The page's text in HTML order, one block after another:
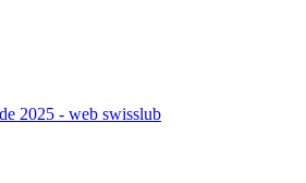
2025 - web swisslub